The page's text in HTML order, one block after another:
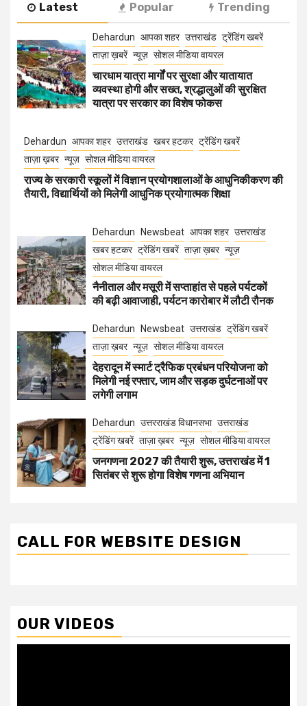
Latest Popular Trending
Dehardun आपका शहर उत्तराखंड ट्रेंडिंग खबरें
ताज़ा ख़बरें न्यूज़ सोशल मीडिया वायरल
चारधाम यात्रा मार्गों पर सुरक्षा और यातायात
व्यवस्था होगी और सख्त, श्रद्धालुओं की सुरक्षित
यात्रा पर सरकार का विशेष फोकस
Dehardun आपका शहर उत्तराखंड खबर हटकर ट्रेंडिंग खबरें
ताज़ा ख़बर न्यूज़ सोशल मीडिया वायरल
राज्य के सरकारी स्कूलों में विज्ञान प्रयोगशालाओं के आधुनिकीकरण की
तैयारी, विद्यार्थियों को मिलेगी आधुनिक प्रयोगात्मक शिक्षा
Dehardun Newsbeat आपका शहर उत्तराखंड
खबर हटकर ट्रेंडिंग खबरें ताज़ा ख़बर न्यूज़
सोशल मीडिया वायरल
नैनीताल और मसूरी में सप्ताहांत से पहले पर्यटकों
की बढ़ी आवाजाही, पर्यटन कारोबार में लौटी रौनक
Dehardun Newsbeat उत्तराखंड ट्रेंडिंग खबरें
ताज़ा ख़बर न्यूज़ सोशल मीडिया वायरल
देहरादून में स्मार्ट ट्रैफिक प्रबंधन परियोजना को
मिलेगी नई रफ्तार, जाम और सड़क दुर्घटनाओं पर
लगेगी लगाम
Dehardun उत्तरराखंड विधानसभा उत्तराखंड
ट्रेंडिंग खबरें ताज़ा ख़बर न्यूज़ सोशल मीडिया वायरल
जनगणना 2027 की तैयारी शुरू, उत्तराखंड में 1
सितंबर से शुरू होगा विशेष गणना अभियान
CALL FOR WEBSITE DESIGN
OUR VIDEOS